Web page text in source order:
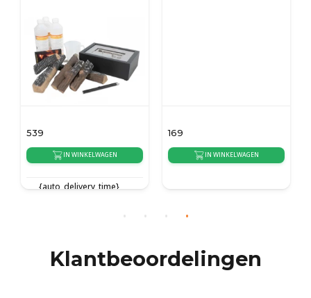
539
IN WINKELWAGEN
{auto_delivery_time}
169
IN WINKELWAGEN
Klantbeoordelingen